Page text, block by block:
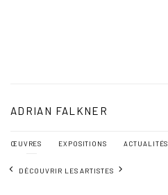
ADRIAN FALKNER
ŒUVRES EXPOSITIONS ACTUALITÉS
DÉCOUVRIR LES ARTISTES